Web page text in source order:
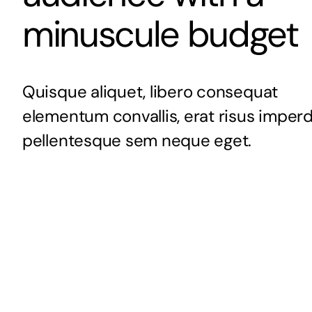
minuscule budget
Quisque aliquet, libero consequat
elementum convallis, erat risus
pellentesque sem neque eget.